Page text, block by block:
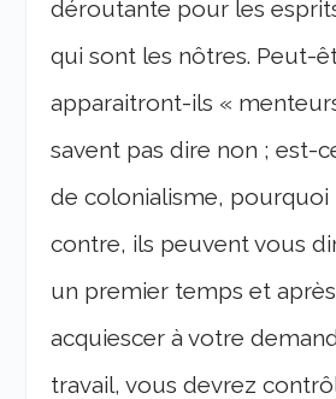
déroutante pour les
qui sont les nôtres. Peut-
apparaitront-ils «
savent pas dire non ; est-
de colonialisme, pourquoi
contre, ils peuvent vous
un premier temps et
acquiescer à votre
travail, vous devrez